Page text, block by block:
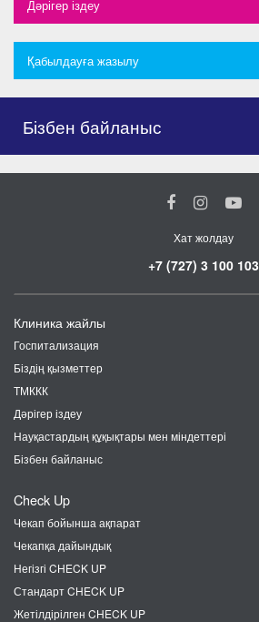
Дәрігер іздеу
Қабылдауға жазылу
Бізбен байланыс
Хат жолдау
+7 (727) 3 100 103
Клиника жайлы
Госпитализация
Біздің қызметтер
ТМККК
Дәрігер іздеу
Науқастардың құқықтары мен міндеттері
Бізбен байланыс
Check Up
Чекап бойынша ақпарат
Чекапқа дайындық
Негізгі CHECK UP
Стандарт CHECK UP
Жетілдірілген CHECK UP